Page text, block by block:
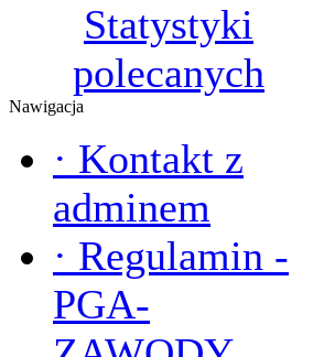
Statystyki
polecanych
Nawigacja
· Kontakt z
adminem
· Regulamin -
PGA-